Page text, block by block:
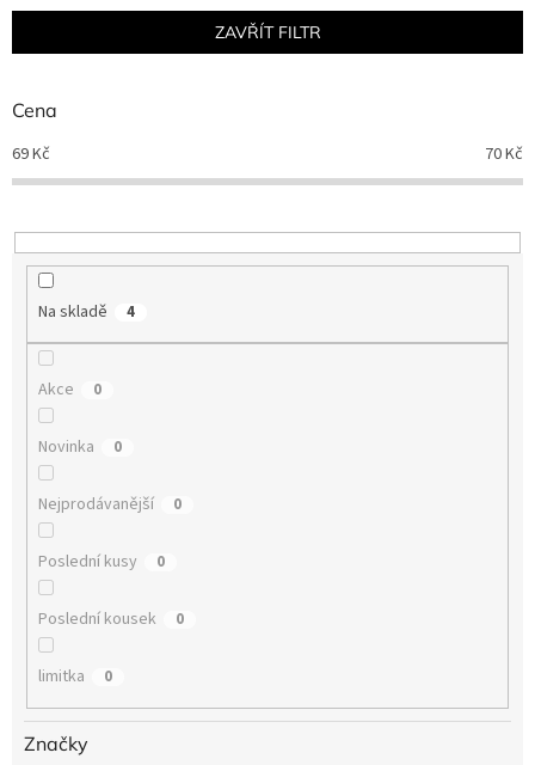
r
d
k
t
ZAVŘÍT FILTR
Cena
69Kč 70Kč
Na skladě 4
Akce 0
Novinka 0
Nejprodávanější 0
Poslední kusy 0
Poslední kousek 0
limitka 0
Značky